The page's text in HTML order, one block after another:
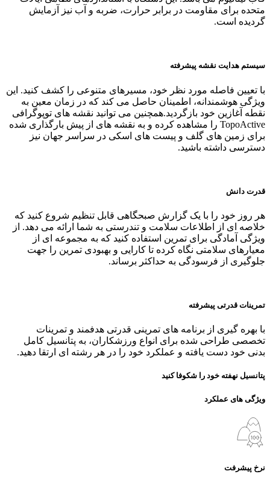
متحده برای مقاومت در برابر حرارت، ضربه و آب نیز آزمایش
گردیده است.
سیستم هدایت نقشه پیشرفته
با تعیین فاصله مورد نظر خود، مسیرهای متنوعی را کشف کنید. این
ویژگی هوشمندانه، اطمینان حاصل می‌ کند که در زمان معین به
نقطه آغازین خود بازگردید.همچنین می‌ توانید نقشه‌ های توپوگرافی
TopoActive را مشاهده کرده و به نقشه‌ های از پیش بارگذاری شده
برای زمین‌ های گلف و پیست‌ های اسکی در سراسر جهان نیز
دسترسی داشته باشید.
قدرت دانش
هر روز خود را با یک گزارش صبحگاهی قابل تنظیم شروع کنید که
خلاصه‌ ای از اطلاعات سلامت و تندرستی به شما ارائه می دهد. از
ویژگی آمادگی برای تمرین استفاده کنید که به مجموعه‌ ای از
معیارهای سلامتی نگاه کرده تا کارایی و بهبودی تمرین را جهت
جلوگیری از فرسودگی به حداکثر برساند.
تمرینات قدرتی پیشرفته
با بهره‌ گیری از برنامه‌ های تمرینی قدرتی هدفمند و تمرینات
تخصصی طراحی شده برای انواع ورزشکاران، به پتانسیل کامل
بدنی خود دست یافته و عملکرد خود را در هر رشته‌ ای ارتقا دهید.
پتانسیل نهفته خود را شکوفا کنید
ویژگی های عملکرد
نرخ پیشرفت